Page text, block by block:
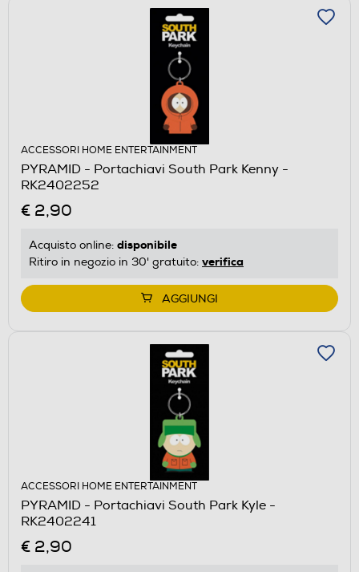
ACCESSORI HOME ENTERTAINMENT
PYRAMID - Portachiavi South Park Kenny -
RK2402252
€ 2,90
Acquisto online: disponibile
Ritiro in negozio in 30' gratuito: verifica
AGGIUNGI
ACCESSORI HOME ENTERTAINMENT
PYRAMID - Portachiavi South Park Kyle -
RK2402241
€ 2,90